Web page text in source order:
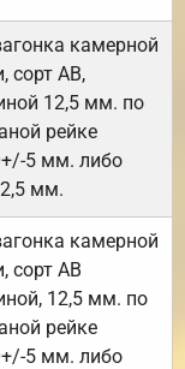
камерной
сорт АВ,
12,5 мм. по
рейке
5 мм. либо
мм.
камерной
сорт АВ
12,5 мм. по
рейке
5 мм. либо